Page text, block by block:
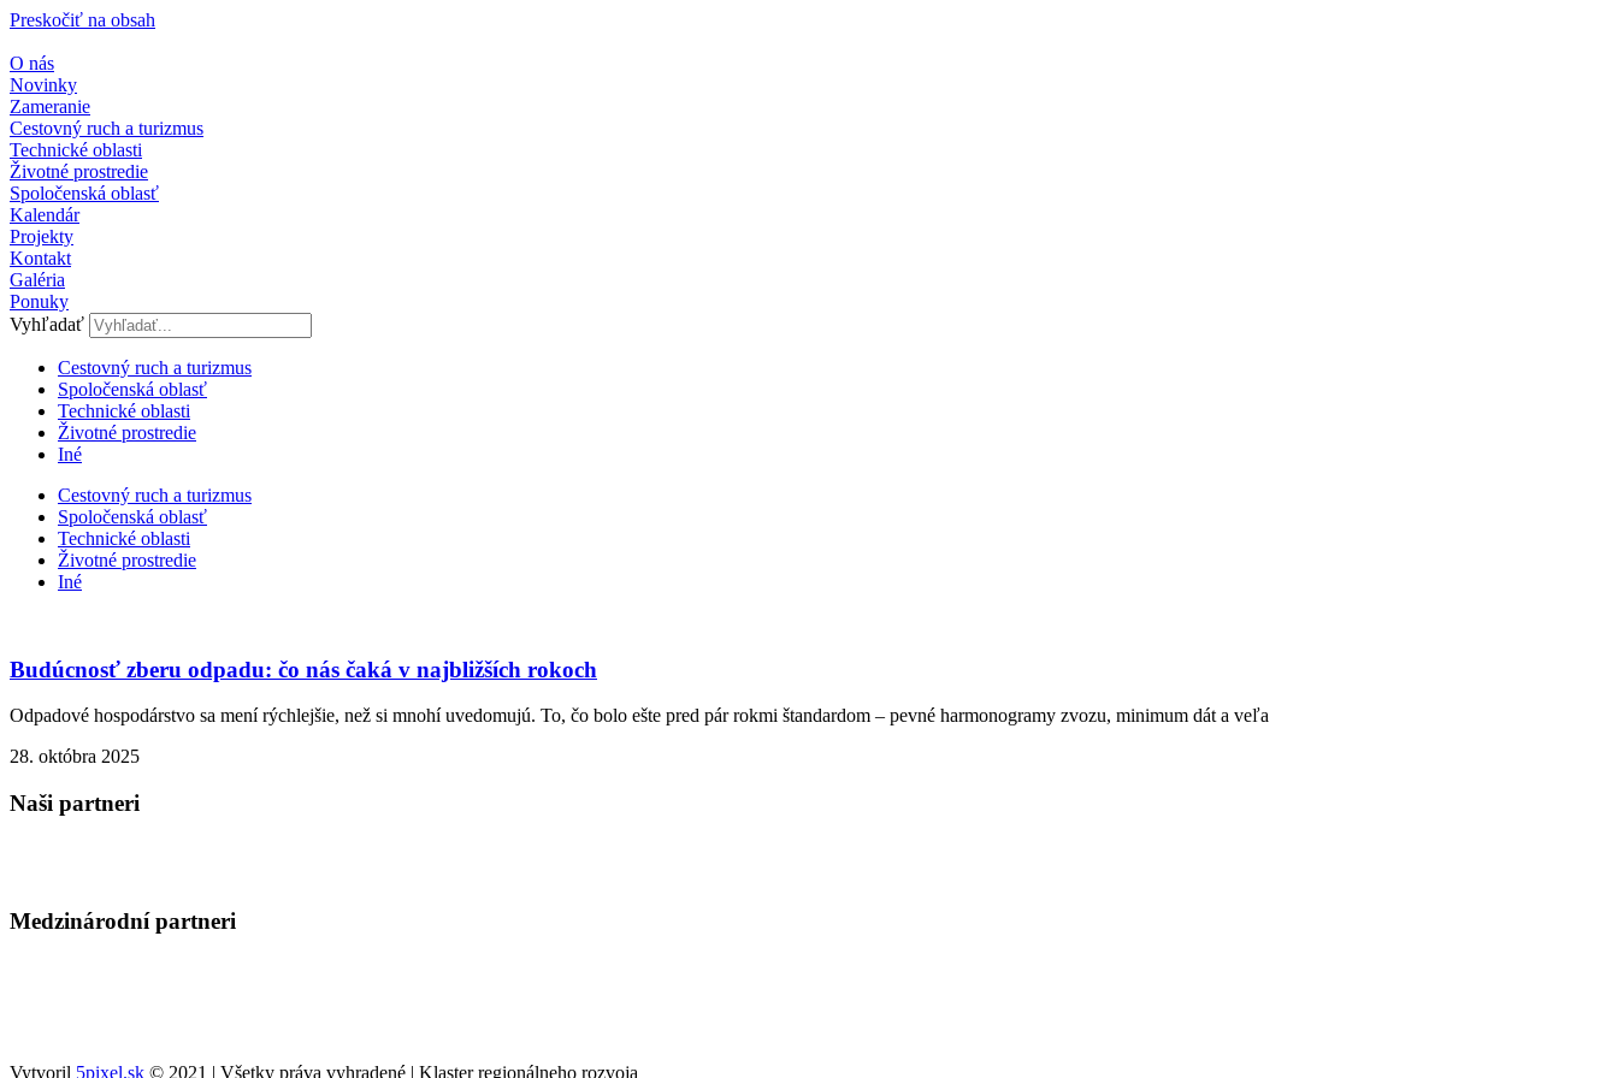
Preskočiť na obsah
O nás
Novinky
Zameranie
Cestovný ruch a turizmus
Technické oblasti
Životné prostredie
Spoločenská oblasť
Kalendár
Projekty
Kontakt
Galéria
Ponuky
Vyhľadať
Cestovný ruch a turizmus​
Spoločenská oblasť
Technické oblasti
Životné prostredie
Iné
Cestovný ruch a turizmus​
Spoločenská oblasť
Technické oblasti
Životné prostredie
Iné
Budúcnosť zberu odpadu: čo nás čaká v najbližších rokoch
Odpadové hospodárstvo sa mení rýchlejšie, než si mnohí uvedomujú. To, čo bolo ešte pred pár rokmi štandardom – pevné harmonogramy zvozu, minimum dát a veľa
28. októbra 2025
Naši partneri
Medzinárodní partneri
Vytvoril 5pixel.sk © 2021 | Všetky práva vyhradené | Klaster regionálneho rozvoja